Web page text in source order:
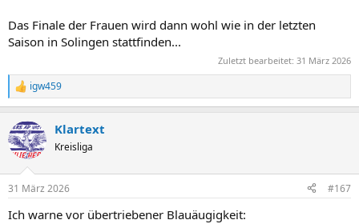
Das Finale der Frauen wird dann wohl wie in der letzten
Saison in Solingen stattfinden...
Zuletzt bearbeitet: 31 März 2026
R
e
k
t
i
e
:
igw459
Klartext
Kreisliga
31 März 2026 #167
Ich warne vor übertriebener Blauäugigkeit: